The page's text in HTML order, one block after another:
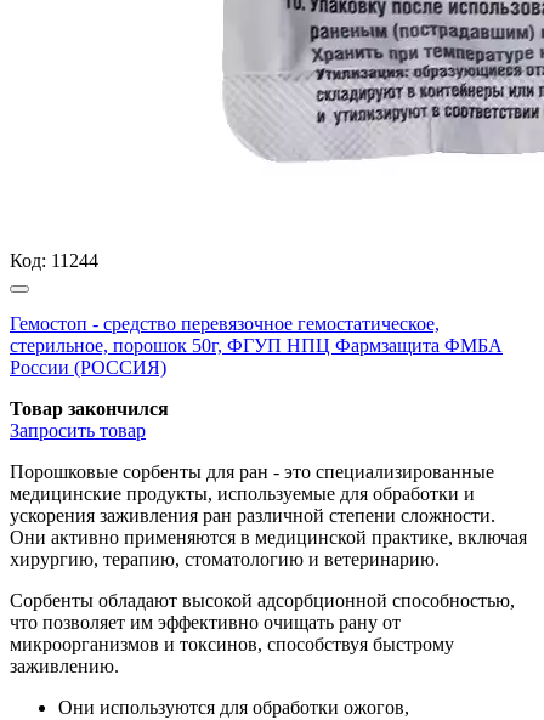
Код: 11244
Гемостоп - средство перевязочное гемостатическое,
стерильное, порошок 50г, ФГУП НПЦ Фармзащита ФМБА
России (РОССИЯ)
Товар закончился
Запросить товар
Порошковые сорбенты для ран - это специализированные
медицинские продукты, используемые для обработки и
ускорения заживления ран различной степени сложности.
Они активно применяются в медицинской практике, включая
хирургию, терапию, стоматологию и ветеринарию.
Сорбенты обладают высокой адсорбционной способностью,
что позволяет им эффективно очищать рану от
микроорганизмов и токсинов, способствуя быстрому
заживлению.
Они используются для обработки ожогов,